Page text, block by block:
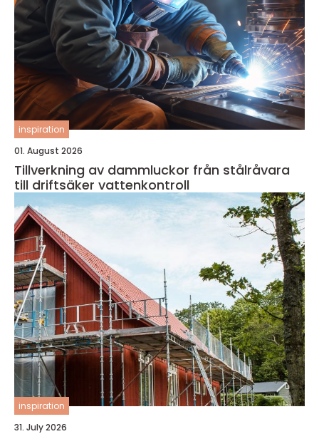
inspiration
01. August 2026
Tillverkning av dammluckor från stålråvara
till driftsäker vattenkontroll
inspiration
31. July 2026